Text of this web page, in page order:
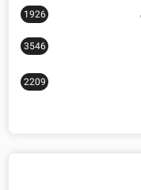
3546
2209